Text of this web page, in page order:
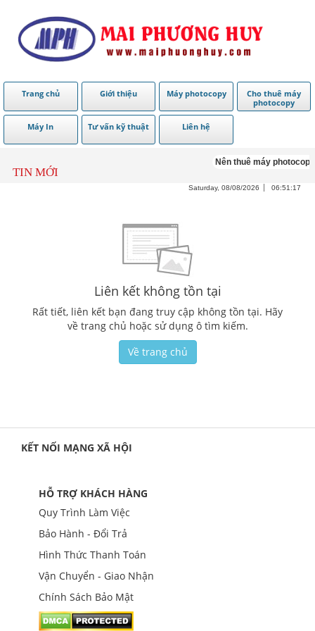
Trang chủ Giới thiệu Máy photocopy
Cho thuê máy
photocopy
Máy In Tư vấn kỹ thuật Liên hệ
TIN MỚI
Nên thuê máy
Saturday, 08/08/2026 06:51:17
Liên kết không tồn tại
Rất tiết, liên kết bạn đang truy cập không tồn tại. Hãy
về trang chủ hoặc sử dụng ô tìm kiếm.
Về trang chủ
KẾT NỐI MẠNG XÃ HỘI
HỖ TRỢ KHÁCH HÀNG
Quy Trình Làm Việc
Bảo Hành - Đổi Trả
Hình Thức Thanh Toán
Vận Chuyển - Giao Nhận
Chính Sách Bảo Mật